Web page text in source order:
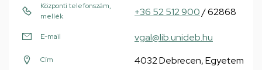
Központi telefonszám,
mellék
+36 52 512 900/ 62868
E-mail vgal@lib.unideb.hu
Cím
4032 Debrecen, Egyetem